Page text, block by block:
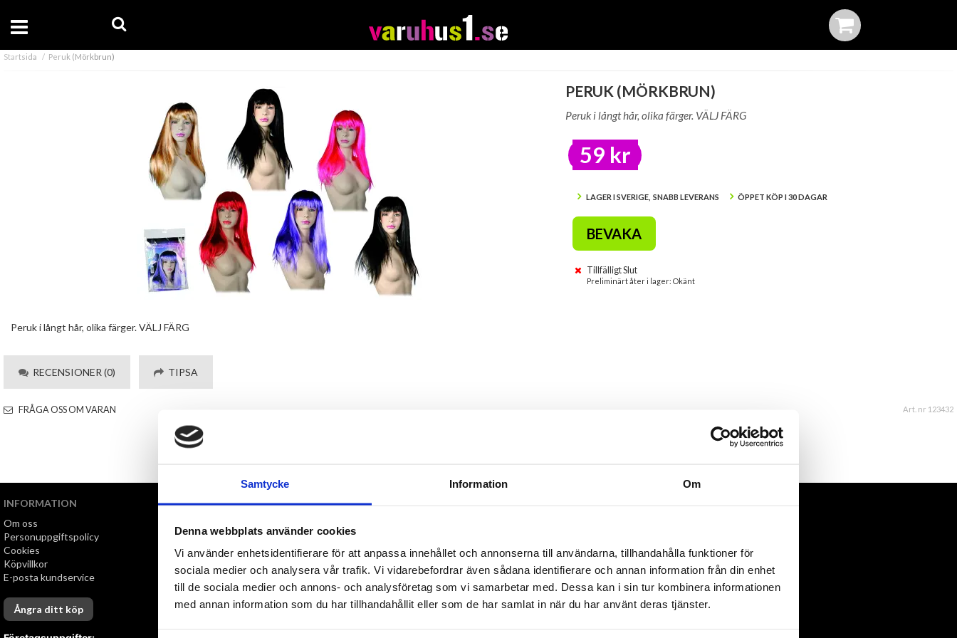
Samtycke Information Om
Denna webbplats använder cookies
Vi använder enhetsidentifierare för att anpassa innehållet och annonserna till användarna, tillhandahålla funktioner för
sociala medier och analysera vår trafik. Vi vidarebefordrar även sådana identifierare och annan information från din enhet
till de sociala medier och annons- och analysföretag som vi samarbetar med. Dessa kan i sin tur kombinera informationen
med annan information som du har tillhandahållit eller som de har samlat in när du har använt deras tjänster.
Startsida Peruk (Mörkbrun)
PERUK (MÖRKBRUN)
Peruk i långt hår, olika färger. VÄLJ FÄRG
59 kr
LAGER I SVERIGE, SNABB LEVERANS ÖPPET KÖP I 30 DAGAR
BEVAKA
Tillfälligt Slut
Preliminärt åter i lager: Okänt
Peruk i långt hår, olika färger. VÄLJ FÄRG
RECENSIONER (0) TIPSA
FRÅGA OSS OM VARAN Art. nr 123432
INFORMATION
Om oss
Personuppgiftspolicy
Cookies
Köpvillkor
E-posta kundservice
Ångra ditt köp
VI ERBJUDER
Öppet köp i 30 dagar
LEVERANS
Leverans med Postnord